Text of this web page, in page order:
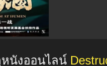
นังออนไลน์